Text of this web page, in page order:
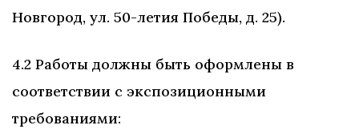
Новгород, ул. 50-летия Победы, д. 25).
4.2 Работы должны быть оформлены в
соответствии с экспозиционными
требованиями: